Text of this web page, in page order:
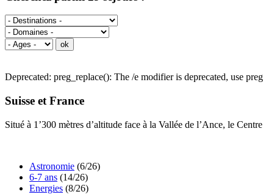
Deprecated: preg_replace(): The /e modifier is deprecated, use
Suisse et France
Situé à 1’300 mètres d’altitude face à la Vallée de l’Ance, le
Astronomie (6/26)
6-7 ans (14/26)
Energies (8/26)